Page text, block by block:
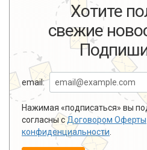
Хотите
свежие
email:
Нажимая «подписаться» вы
согласны сДоговором Оферты
конфиденциальности